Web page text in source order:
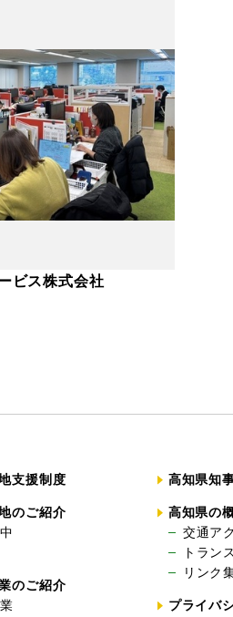
ビス株式会社
支援制度
のご紹介
のご紹介
高知県知
高知県の
交通ア
トラン
リンク
プライバ